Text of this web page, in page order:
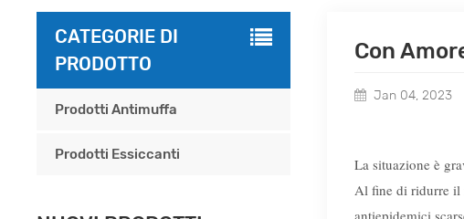
Con
Jan 04, 2023
La situazione è
Al fine di ridurre il
antiepidemici
CATEGORIE DI
PRODOTTO
Prodotti Antimuffa
Prodotti Essiccanti